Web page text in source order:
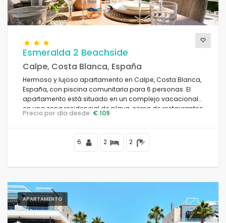
Esmeralda 2 Beachside
Calpe, Costa Blanca, España
Hermoso y lujoso apartamento en Calpe, Costa Blanca,
España, con piscina comunitaria para 6 personas. El
apartamento está situado en un complejo vacacional
en una zona residencial de playa, cerca de restaurantes
y bares, tiendas y supermercados, a 50 m de la playa
Precio por día desde: € 109
6 2 2
APARTAMENTO